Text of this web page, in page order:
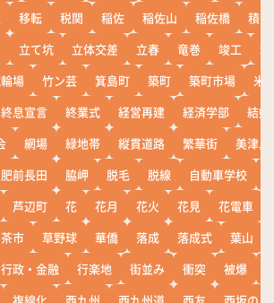
移転 税関 稲佐 稲佐山 稲佐橋
積雪
立て坑 立体交差 立春 竜巻 竣工
場 竹ン芸 箕島町 築町 築町市場
米
終息宣言 終業式 経営再建 経済学部
結婚
網場 緑地帯 縦貫道路 繁華街
美津島
肥前長田 脇岬 脱毛 脱線 自動車学校
芦辺町 花 花月 花火 花見 花電車
茶市 草野球 華僑 落成 落成式 葉山
行政・金融 行楽地 街並み 衝突 被爆